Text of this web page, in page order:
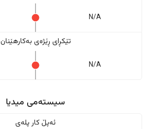
N/A
تێکڕای ڕێژەى بەکارهێنان
N/A
سیستەمی میدیا
ئەپڵ کار پلەی